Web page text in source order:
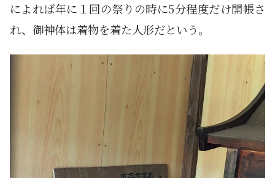
によれば年に１回の祭りの時に5分程度だけ開帳さ
れ、御神体は着物を着た人形だという。